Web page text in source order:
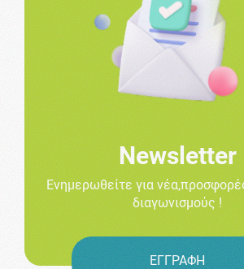
Newsletter
Ενημερωθείτε για
διαγωνισμούς !
ΕΓΓΡΑΦΗ